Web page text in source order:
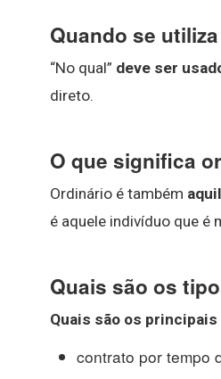
Quando se
“No qual” deve ser
direto.
O que significa
Ordinário é também
é aquele indivíduo que é
Quais são os
Quais são os principais
contrato por tempo